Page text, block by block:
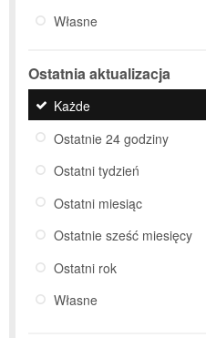
Własne
Ostatnia aktualizacja
Każde
Ostatnie 24 godziny
Ostatni tydzień
Ostatni miesiąc
Ostatnie sześć miesięcy
Ostatni rok
Własne